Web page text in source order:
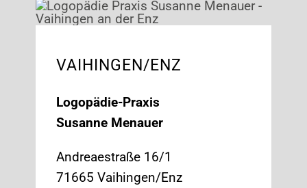
VAIHINGEN/ENZ
Logopädie-Praxis
Susanne Menauer
Andreaestraße 16/1
71665 Vaihingen/Enz